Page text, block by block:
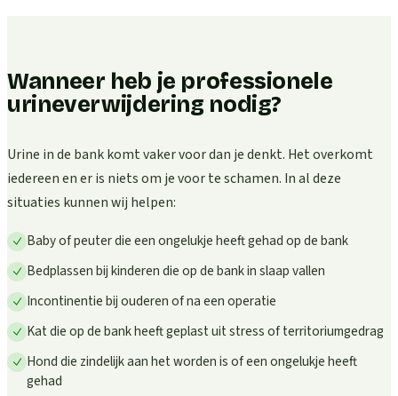
Wanneer heb je professionele
urineverwijdering nodig?
Urine in de bank komt vaker voor dan je denkt. Het overkomt
iedereen en er is niets om je voor te schamen. In al deze
situaties kunnen wij helpen:
Baby of peuter die een ongelukje heeft gehad op de bank
Bedplassen bij kinderen die op de bank in slaap vallen
Incontinentie bij ouderen of na een operatie
Kat die op de bank heeft geplast uit stress of territoriumgedrag
Hond die zindelijk aan het worden is of een ongelukje heeft
gehad